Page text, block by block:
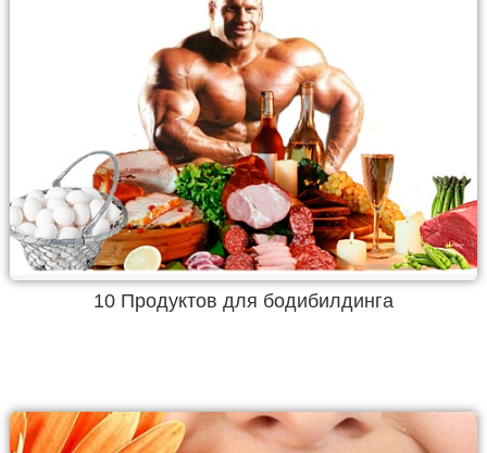
10 Продуктов для бодибилдинга